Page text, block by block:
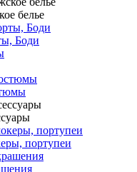
белье
Боди
портупеи